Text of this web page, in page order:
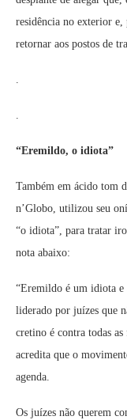
residência no exterior
retornar aos postos de
.
.
“Eremildo, o idiota”
Também em ácido tom
n’Globo, utilizou seu
“o idiota”, para tratar
nota abaixo:
“Eremildo é um idiota e
liderado por juízes que
cretino é contra todas
acredita que o
agenda.
Os juízes não querem